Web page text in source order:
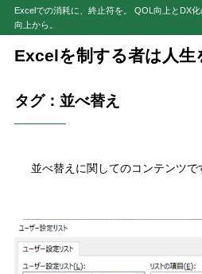
Excelでの消耗に、終止符を。 QOL向上とDX
向上から。
Excelを制する者は人生
タグ：並べ替え
並べ替えに関してのコンテンツで